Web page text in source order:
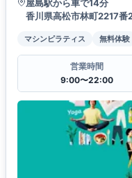
屋島駅から車で14分
香川県高松市林町2217番
マシンピラティス 無料体験
営業時間
9:00〜22:00